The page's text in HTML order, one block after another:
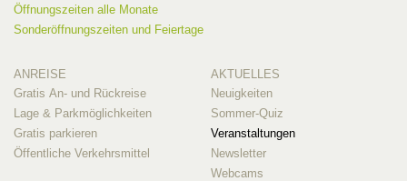
Öffnungszeiten alle Monate
Sonderöffnungszeiten und Feiertage
ANREISE
Gratis An- und Rückreise
Lage & Parkmöglichkeiten
Gratis parkieren
Öffentliche Verkehrsmittel
AKTUELLES
Neuigkeiten
Sommer-Quiz
Veranstaltungen
Newsletter
Webcams